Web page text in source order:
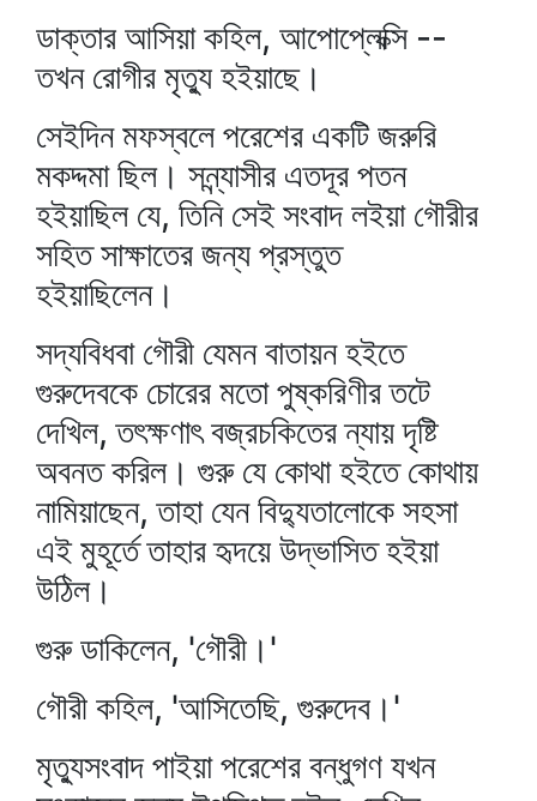
ডাক্তার আসিয়া কহিল, আপোপ্লেক্সি --
তখন রোগীর মৃত্যু হইয়াছে।
সেইদিন মফস্বলে পরেশের একটি জরুরি
মকদ্দমা ছিল। সন্ন্যাসীর এতদূর পতন
হইয়াছিল যে, তিনি সেই সংবাদ লইয়া গৌরীর
সহিত সাক্ষাতের জন্য প্রস্তুত
হইয়াছিলেন।
সদ্যবিধবা গৌরী যেমন বাতায়ন হইতে
গুরুদেবকে চোরের মতো পুষ্করিণীর তটে
দেখিল, তৎক্ষণাৎ বজ্রচকিতের ন্যায় দৃষ্টি
অবনত করিল। গুরু যে কোথা হইতে কোথায়
নামিয়াছেন, তাহা যেন বিদ্যুতালোকে সহসা
এই মুহূর্তে তাহার হৃদয়ে উদ্‌ভাসিত হইয়া
উঠিল।
গুরু ডাকিলেন, 'গৌরী।'
গৌরী কহিল, 'আসিতেছি, গুরুদেব।'
মৃত্যুসংবাদ পাইয়া পরেশের বন্ধুগণ যখন